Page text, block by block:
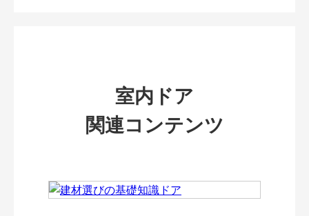
室内ドア
関連コンテンツ